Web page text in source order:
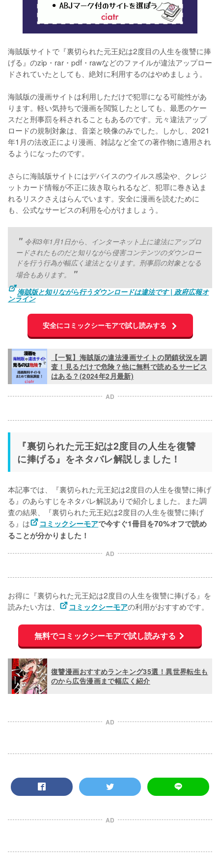
海賊版サイトで『裏切られた元王妃は2度目の人生を復讐に捧
げる』のzip・rar・pdf・rawなどのファイルが違法アップロー
ドされていたとしても、絶対に利用するのはやめましょう。
海賊版の漫画サイトは利用しただけで犯罪になる可能性があ
ります。軽い気持ちで漫画を閲覧したとしても、最悪のケー
スだと刑事罰を科されることもあるのです。元々違法アップ
ロードの規制対象は、音楽と映像のみでした。しかし、2021
年1月の法改正により漫画、雑誌など全ての著作物に適用され
るようになったのです。
さらに海賊版サイトにはデバイスのウイルス感染や、クレジ
ットカード情報が不正に抜き取られるなど、犯罪に巻き込ま
れるリスクさえはらんでいます。安全に漫画を読むために
も、公式なサービスの利用を心がけましょう。
令和3年1月1日から、インターネット上に違法にアップロ
ードされたものだと知りながら侵害コンテンツのダウンロー
ドを行う行為が幅広く違法となります。刑事罰の対象となる
場合もあります。
海賊版と知りながら行うダウンロードは違法です | 政府広報オ
ンライン
安全にコミックシーモアで試し読みする
【一覧】海賊版の違法漫画サイトの閉鎖状況を調
査！見るだけで危険？他に無料で読めるサービス
はある？(2024年2月最新)
AD
『裏切られた元王妃は2度目の人生を復讐
に捧げる』をネタバレ解説しました！
本記事では、『裏切られた元王妃は2度目の人生を復讐に捧げ
る』のあらすじをネタバレ解説ありで紹介しました。また調
査の結果、『裏切られた元王妃は2度目の人生を復讐に捧げ
る』は
コミックシーモアで今すぐ1冊目を70%オフで読め
ることが分かりました！
AD
お得に『裏切られた元王妃は2度目の人生を復讐に捧げる』を
読みたい方は、
コミックシーモアの利用がおすすめです。
無料でコミックシーモアで試し読みする
復讐漫画おすすめランキング35選！異世界転生も
のから広告漫画まで幅広く紹介
AD
AD